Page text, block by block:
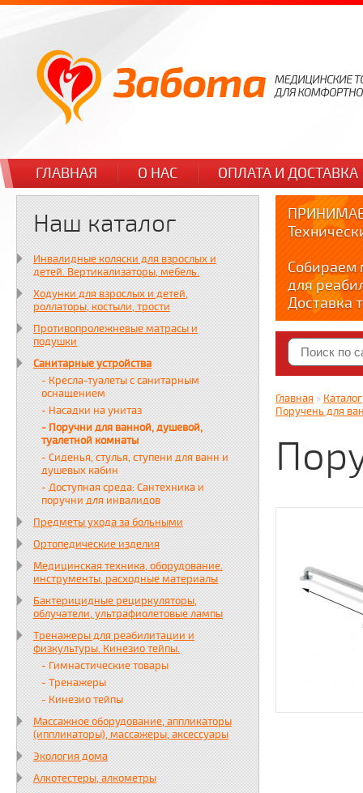
ГЛАВНАЯ О НАС ОПЛАТА И ДОСТАВКА
Наш каталог
Инвалидные коляски для взрослых и
детей. Вертикализаторы, мебель.
Ходунки для взрослых и детей,
роллаторы, костыли, трости
Противопролежневые матрасы и
подушки
Санитарные устройства
- Кресла-туалеты с санитарным
оснащением
- Насадки на унитаз
- Поручни для ванной, душевой,
туалетной комнаты
- Сиденья, стулья, ступени для ванн и
душевых кабин
- Доступная среда: Сантехника и
поручни для инвалидов
Предметы ухода за больными
Ортопедические изделия
Медицинская техника, оборудование.
инструменты, расходные материалы
Бактерицидные рециркуляторы,
облучатели, ультрафиолетовые лампы
Тренажеры для реабилитации и
физкультуры. Кинезио тейпы.
- Гимнастические товары
- Тренажеры
- Кинезио тейпы
Массажное оборудование, аппликаторы
(иппликаторы), массажеры, аксессуары
Экология дома
Алкотестеры, алкометры
Собираем
для
Доставка
по тел.
Краткие
Яндекс.
zabota16.ru
Всегда на
Главная » Каталог
Поручень для